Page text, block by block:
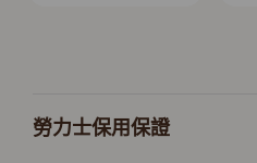
勞力士保用保證